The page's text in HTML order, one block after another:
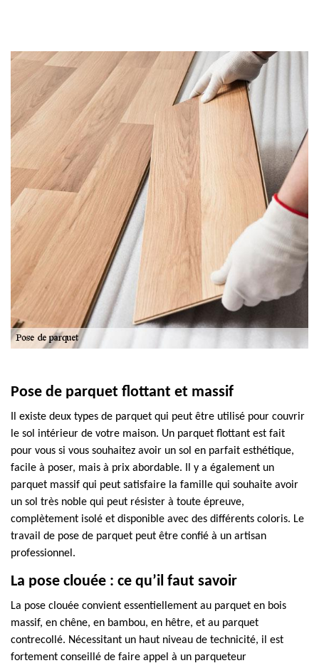
Pose de parquet flottant et massif
Il existe deux types de parquet qui peut être utilisé pour couvrir
le sol intérieur de votre maison. Un parquet flottant est fait
pour vous si vous souhaitez avoir un sol en parfait esthétique,
facile à poser, mais à prix abordable. Il y a également un
parquet massif qui peut satisfaire la famille qui souhaite avoir
un sol très noble qui peut résister à toute épreuve,
complètement isolé et disponible avec des différents coloris. Le
travail de pose de parquet peut être confié à un artisan
professionnel.
La pose clouée : ce qu’il faut savoir
La pose clouée convient essentiellement au parquet en bois
massif, en chêne, en bambou, en hêtre, et au parquet
contrecollé. Nécessitant un haut niveau de technicité, il est
fortement conseillé de faire appel à un parqueteur